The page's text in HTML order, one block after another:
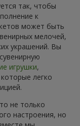
так, чтобы
к
может быть
мелочей,
украшений. Вы
сувенирную
игрушки,
легко
не только
настроения, но